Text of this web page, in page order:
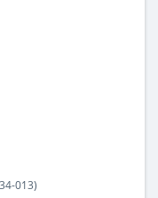
013)